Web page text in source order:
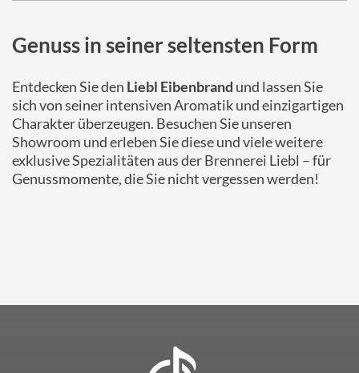
Genuss in seiner seltensten Form
Entdecken Sie den Liebl Eibenbrand und lassen Sie
sich von seiner intensiven Aromatik und einzigartigen
Charakter überzeugen. Besuchen Sie unseren
Showroom und erleben Sie diese und viele weitere
exklusive Spezialitäten aus der Brennerei Liebl – für
Genussmomente, die Sie nicht vergessen werden!